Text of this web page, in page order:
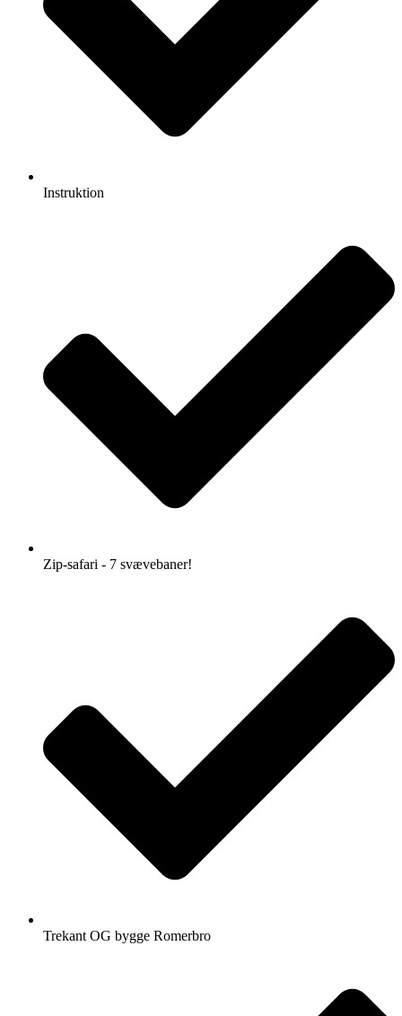
Instruktion
Zip-safari - 7 svævebaner!
Trekant OG bygge Romerbro